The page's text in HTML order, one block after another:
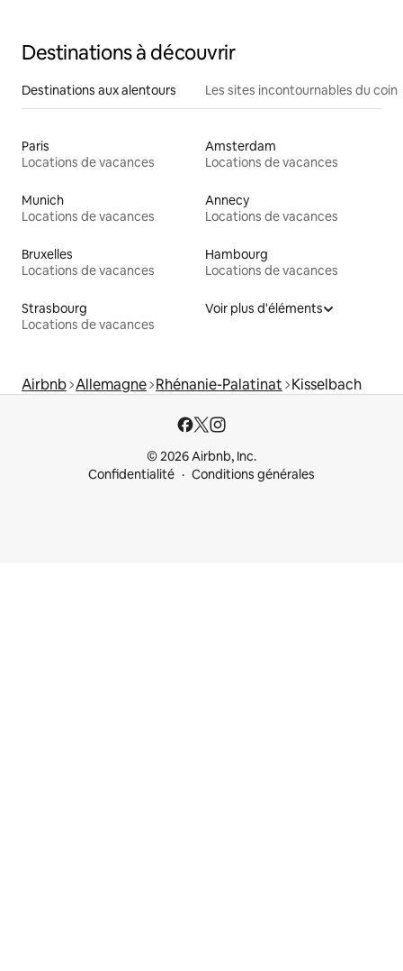
Destinations à découvrir
Destinations aux alentours Les sites incontournables du coin
Paris
Locations de vacances
Amsterdam
Locations de vacances
Munich
Locations de vacances
Annecy
Locations de vacances
Bruxelles
Locations de vacances
Hambourg
Locations de vacances
Strasbourg
Locations de vacances
Voir plus d'éléments
Airbnb Allemagne Rhénanie-Palatinat Kisselbach
© 2026 Airbnb, Inc.
Confidentialité
Conditions générales